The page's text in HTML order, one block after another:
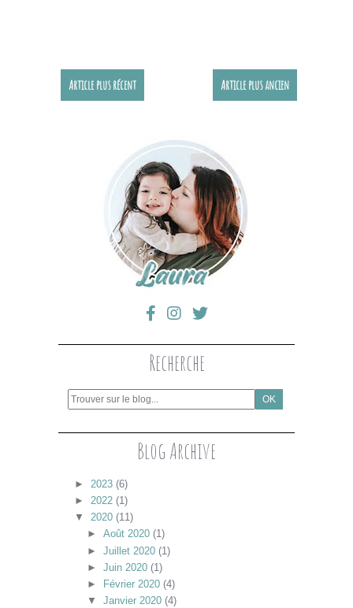
Article plus récent Article plus ancien
Recherche
Blog Archive
► 2023 (6)
► 2022 (1)
▼
2020 (11)
► Août 2020 (1)
► Juillet 2020 (1)
► Juin 2020 (1)
►
Février 2020 (4)
▼
Janvier 2020 (4)